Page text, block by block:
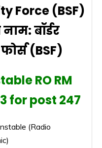
Force (BSF)
बॉर्डर
(BSF)
RO RM
for post 247
(Radio